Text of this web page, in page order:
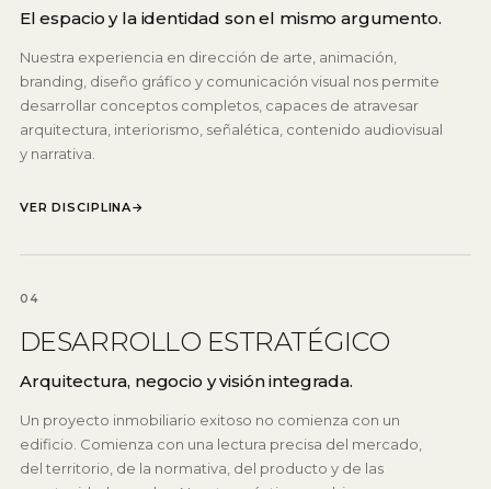
El espacio y la identidad son el mismo argumento.
Nuestra experiencia en dirección de arte, animación,
branding, diseño gráfico y comunicación visual nos permite
desarrollar conceptos completos, capaces de atravesar
arquitectura, interiorismo, señalética, contenido audiovisual
y narrativa.
VER DISCIPLINA→
04
DESARROLLO ESTRATÉGICO
Arquitectura, negocio y visión integrada.
Un proyecto inmobiliario exitoso no comienza con un
edificio. Comienza con una lectura precisa del mercado,
del territorio, de la normativa, del producto y de las